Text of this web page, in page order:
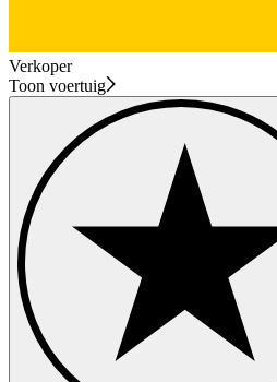
Verkoper
Toon voertuig